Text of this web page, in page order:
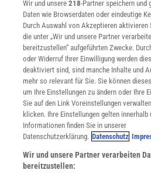
Sprachen lernen mit Gymglish
Lexika
Für Spektrum schreiben
Zugänglichkeitserklärung
WEBSEITEN
KielSCN
Wissenschaft in die Schulen
SciLogs
Uns finden Sie auch hier:
Wir und unsere218-Partner speichern und
Daten wie Browserdaten oder eindeutige
Durch Auswahl von Akzeptieren
die unter „Wir und unsere Partner
bereitzustellen“ aufgeführten Zwecke.
oder Widerruf Ihrer Einwilligung werden
deaktiviert sind, sind manche Inhalte und
mehr so relevant für Sie. Sie können
um Ihre Einstellungen zu ändern oder Ihre
Sie auf den Link Voreinstellungen
klicken. Ihre Einstellungen gelten
Informationen finden Sie in unserer
Datenschutzerklärung. Datenschutz
Wir und unsere Partner verarbeiten
bereitzustellen: